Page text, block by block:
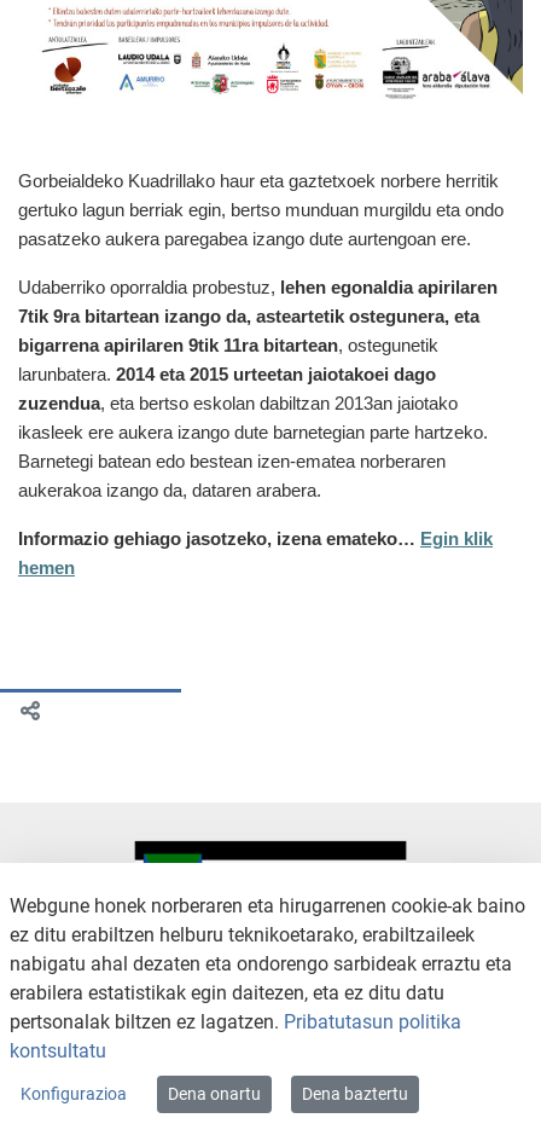
Gorbeialdeko Kuadrillako haur eta gaztetxoek norbere herritik
gertuko lagun berriak egin, bertso munduan murgildu eta ondo
pasatzeko aukera paregabea izango dute aurtengoan ere.
Udaberriko oporraldia probestuz, lehen egonaldia apirilaren
7tik 9ra bitartean izango da, asteartetik ostegunera, eta
bigarrena apirilaren 9tik 11ra bitartean, ostegunetik
larunbatera. 2014 eta 2015 urteetan jaiotakoei dago
zuzendua, eta bertso eskolan dabiltzan 2013an jaiotako
ikasleek ere aukera izango dute barnetegian parte hartzeko.
Barnetegi batean edo bestean izen-ematea norberaren
aukerakoa izango da, dataren arabera.
Informazio gehiago jasotzeko, izena emateko… Egin klik
hemen
KONTAKTUA
LEGE OHARRA
SALAKETA KANALA
PRIBATUTASUN POLITIKA
Copyright © 2026 / Excmo. arratzua | Todos los derechos reservados.
Webgune honek norberaren eta hirugarrenen cookie-ak baino
ez ditu erabiltzen helburu teknikoetarako, erabiltzaileek
nabigatu ahal dezaten eta ondorengo sarbideak erraztu eta
erabilera estatistikak egin daitezen, eta ez ditu datu
pertsonalak biltzen ez lagatzen. Pribatutasun politika
kontsultatu
Konfigurazioa Dena onartu Dena baztertu